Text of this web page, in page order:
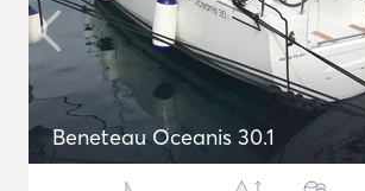
Beneteau Oceanis 30.1